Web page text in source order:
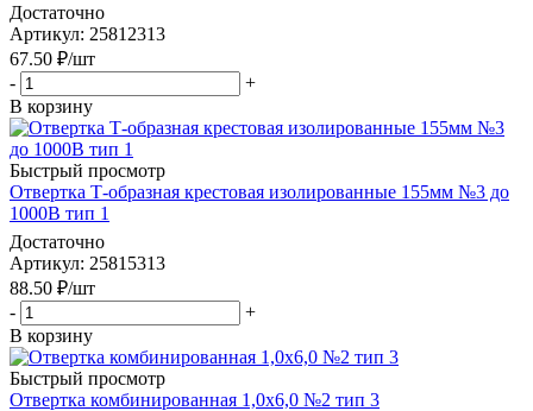
Достаточно
Артикул: 25812313
67.50 ₽/шт
-
+
В корзину
Быстрый просмотр
Отвертка Т-образная крестовая изолированные 155мм №3 до
1000В тип 1
Достаточно
Артикул: 25815313
88.50 ₽/шт
-
+
В корзину
Быстрый просмотр
Отвертка комбинированная 1,0х6,0 №2 тип 3